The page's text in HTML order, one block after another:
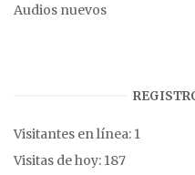
Audios nuevos
Visitantes en línea: 1
Visitas de hoy: 187